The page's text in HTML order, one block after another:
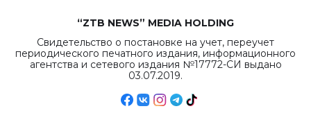
“ZTB NEWS” MEDIA HOLDING
Свидетельство о постановке на учет, переучет
периодического печатного издания, информационного
агентства и сетевого издания №17772-СИ выдано
03.07.2019.